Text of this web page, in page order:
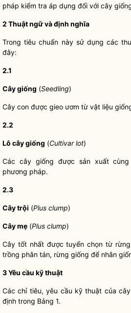
pháp kiểm tra áp dụng đối với cây
2 Thuật ngữ và định nghĩa
Trong tiêu chuẩn này sử dụng các
đây:
2.1
Cây giống (Seedling)
Cây con được gieo ươm từ vật liệu
2.2
Lô cây giống (Cultivar lot)
Các cây giống được sản xuất
phương pháp.
2.3
Cây trội (Plus clump)
Cây mẹ (Plus clump)
Cây tốt nhất được tuyển chọn từ
trồng phân tán, rừng giống để nhân
3Yêu cầu kỹ thuật
Các chỉ tiêu, yêu cầu kỹ thuật của
định trong Bảng 1.